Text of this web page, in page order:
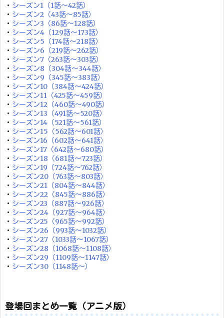
・ シーズン1（1話～42話）
・ シーズン2（43話～85話）
・ シーズン3（86話～128話）
・ シーズン4（129話～173話）
・ シーズン5（174話～218話）
・ シーズン6（219話～262話）
・ シーズン7（263話～303話）
・ シーズン8（304話～344話）
・ シーズン9（345話～383話）
・ シーズン10（384話～424話）
・ シーズン11（425話～459話）
・ シーズン12（460話～490話）
・ シーズン13（491話～520話）
・ シーズン14（521話～561話）
・ シーズン15（562話～601話）
・ シーズン16（602話～641話）
・ シーズン17（642話～680話）
・ シーズン18（681話～723話）
・ シーズン19（724話～762話）
・ シーズン20（763話～803話）
・ シーズン21（804話～844話）
・ シーズン22（845話～886話）
・ シーズン23（887話～926話）
・ シーズン24（927話～964話）
・ シーズン25（965話～992話）
・ シーズン26（993話～1032話）
・ シーズン27（1033話～1067話）
・ シーズン28（1068話～1108話）
・ シーズン29（1109話～1147話）
・ シーズン30（1148話～）
登場回まとめ一覧（アニメ版）